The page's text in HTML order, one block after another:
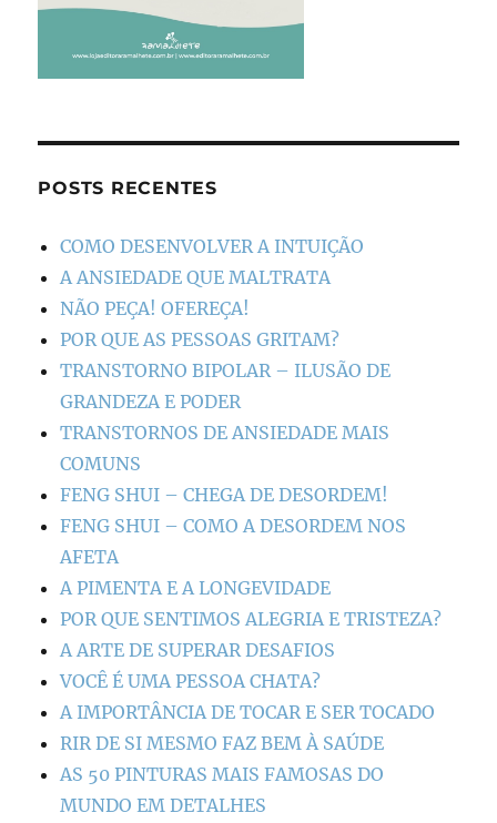
POSTS RECENTES
COMO DESENVOLVER A INTUIÇÃO
A ANSIEDADE QUE MALTRATA
NÃO PEÇA! OFEREÇA!
POR QUE AS PESSOAS GRITAM?
TRANSTORNO BIPOLAR – ILUSÃO DE
GRANDEZA E PODER
TRANSTORNOS DE ANSIEDADE MAIS
COMUNS
FENG SHUI – CHEGA DE DESORDEM!
FENG SHUI – COMO A DESORDEM NOS
AFETA
A PIMENTA E A LONGEVIDADE
POR QUE SENTIMOS ALEGRIA E TRISTEZA?
A ARTE DE SUPERAR DESAFIOS
VOCÊ É UMA PESSOA CHATA?
A IMPORTÂNCIA DE TOCAR E SER TOCADO
RIR DE SI MESMO FAZ BEM À SAÚDE
AS 50 PINTURAS MAIS FAMOSAS DO
MUNDO EM DETALHES